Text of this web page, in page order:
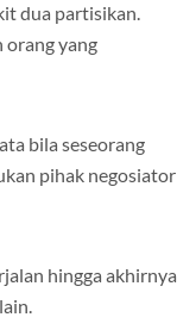
dua partisikan.
orang yang
bila seseorang
pihak negosiator
hingga akhirnya